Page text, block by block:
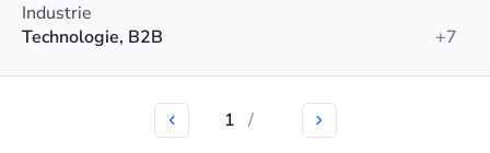
Industrie
Technologie, B2B
+7
1 /